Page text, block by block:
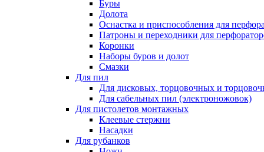
Буры
Долота
Оснастка и приспособления для
Патроны и переходники для
Коронки
Наборы буров и долот
Смазки
Для пил
Для дисковых, торцовочных и
Для сабельных пил (электроножовок)
Для пистолетов монтажных
Клеевые стержни
Насадки
Для рубанков